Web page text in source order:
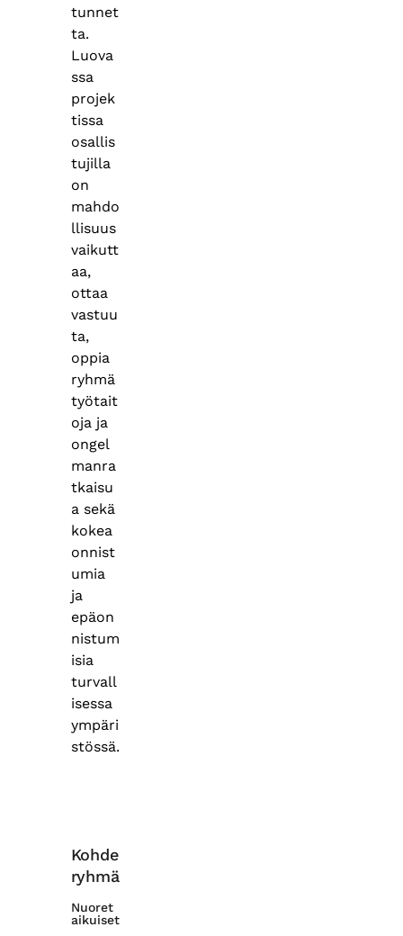
tunnet
ta.
Luova
ssa
projek
tissa
osallis
tujilla
on
mahdo
llisuus
vaikutt
aa,
ottaa
vastuu
ta,
oppia
ryhmä
työtait
oja ja
ongel
manra
tkaisu
a sekä
kokea
onnist
umia
ja
epäon
nistum
isia
turvall
isessa
ympäri
stössä.
Kohde
ryhmä
Nuoret
aikuiset